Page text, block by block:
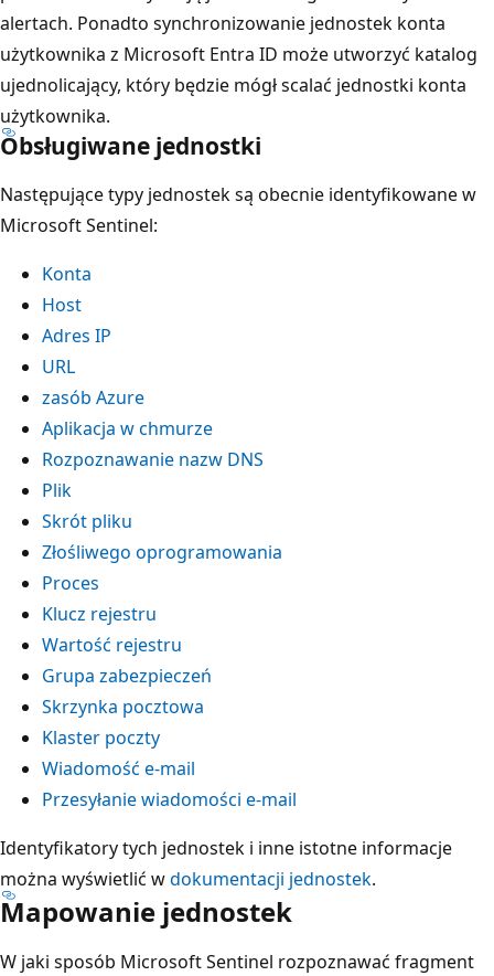
alertach. Ponadto synchronizowanie jednostek konta
użytkownika z Microsoft Entra ID może utworzyć katalog
ujednolicający, który będzie mógł scalać jednostki konta
użytkownika.
Obsługiwane jednostki
Następujące typy jednostek są obecnie identyfikowane w
Microsoft Sentinel:
Konta
Host
Adres IP
URL
zasób Azure
Aplikacja w chmurze
Rozpoznawanie nazw DNS
Plik
Skrót pliku
Złośliwego oprogramowania
Proces
Klucz rejestru
Wartość rejestru
Grupa zabezpieczeń
Skrzynka pocztowa
Klaster poczty
Wiadomość e-mail
Przesyłanie wiadomości e-mail
Identyfikatory tych jednostek i inne istotne informacje
można wyświetlić wdokumentacji jednostek.
Mapowanie jednostek
W jaki sposób Microsoft Sentinel rozpoznawać fragment